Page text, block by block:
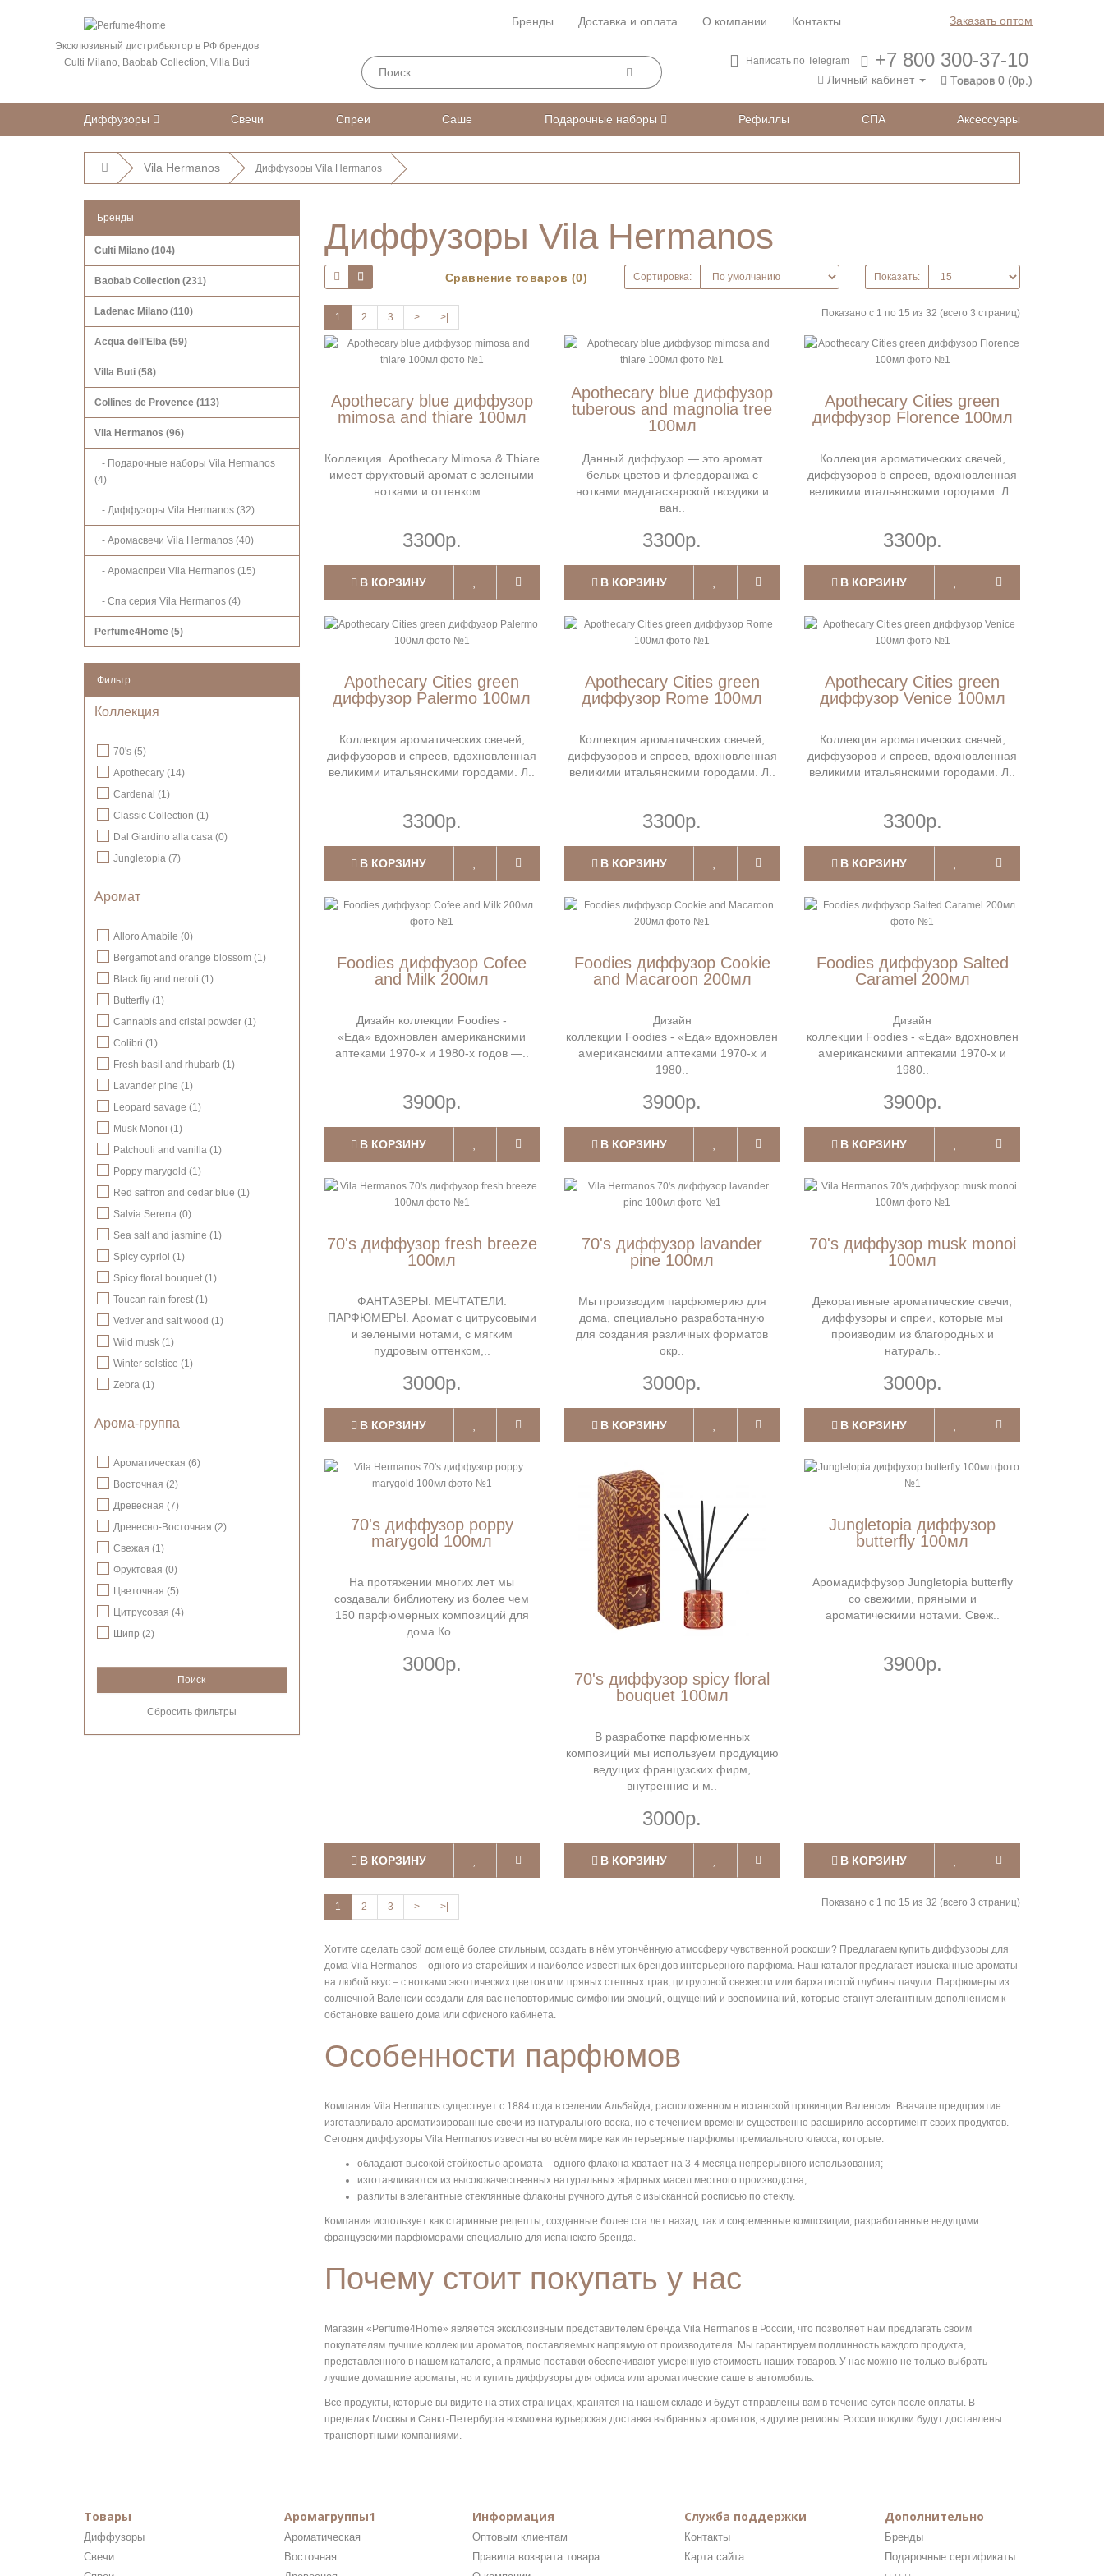
Бренды Доставка и оплата О компании Контакты Заказать оптом
Эксклюзивный дистрибьютор в РФ брендов
Culti Milano, Baobab Collection, Villa Buti
Написать по Telegram +7 800 300-37-10
Личный кабинет Товаров 0 (0р.)
Диффузоры Свечи Спреи Саше Подарочные наборы Рефиллы СПА Аксессуары
Vila Hermanos Диффузоры Vila Hermanos
Бренды
Culti Milano (104)
Baobab Collection (231)
Ladenac Milano (110)
Acqua dell’Elba (59)
Villa Buti (58)
Collines de Provence (113)
Vila Hermanos (96)
- Подарочные наборы Vila Hermanos
(4)
- Диффузоры Vila Hermanos (32)
- Аромасвечи Vila Hermanos (40)
- Аромаспреи Vila Hermanos (15)
- Спа серия Vila Hermanos (4)
Perfume4Home (5)
Фильтр
Коллекция
70's (5)
Apothecary (14)
Cardenal (1)
Classic Collection (1)
Dal Giardino alla casa (0)
Jungletopia (7)
Аромат
Alloro Amabile (0)
Bergamot and orange blossom (1)
Black fig and neroli (1)
Butterfly (1)
Cannabis and cristal powder (1)
Colibri (1)
Fresh basil and rhubarb (1)
Lavander pine (1)
Leopard savage (1)
Musk Monoi (1)
Patchouli and vanilla (1)
Poppy marygold (1)
Red saffron and cedar blue (1)
Salvia Serena (0)
Sea salt and jasmine (1)
Spicy cypriol (1)
Spicy floral bouquet (1)
Toucan rain forest (1)
Vetiver and salt wood (1)
Wild musk (1)
Winter solstice (1)
Zebra (1)
Арома-группа
Ароматическая (6)
Восточная (2)
Древесная (7)
Древесно-Восточная (2)
Свежая (1)
Фруктовая (0)
Цветочная (5)
Цитрусовая (4)
Шипр (2)
Поиск
Сбросить фильтры
Диффузоры Vila Hermanos
Сравнение товаров (0) Сортировка: Показать:
1 2 3 > >| Показано с 1 по 15 из 32 (всего 3 страниц)
Apothecary blue диффузор
mimosa and thiare 100мл
Коллекция Apothecary Mimosa & Thiare
имеет фруктовый аромат с зелеными
нотками и оттенком ..
3300р.
В КОРЗИНУ
Apothecary blue диффузор
tuberous and magnolia tree
100мл
Данный диффузор — это аромат
белых цветов и флердоранжа с
нотками мадагаскарской гвоздики и
ван..
3300р.
В КОРЗИНУ
Apothecary Cities green
диффузор Florence 100мл
Коллекция ароматических свечей,
диффузоров b спреев, вдохновленная
великими итальянскими городами. Л..
3300р.
В КОРЗИНУ
Apothecary Cities green
диффузор Palermo 100мл
Коллекция ароматических свечей,
диффузоров и спреев, вдохновленная
великими итальянскими городами. Л..
3300р.
В КОРЗИНУ
Apothecary Cities green
диффузор Rome 100мл
Коллекция ароматических свечей,
диффузоров и спреев, вдохновленная
великими итальянскими городами. Л..
3300р.
В КОРЗИНУ
Apothecary Cities green
диффузор Venice 100мл
Коллекция ароматических свечей,
диффузоров и спреев, вдохновленная
великими итальянскими городами. Л..
3300р.
В КОРЗИНУ
Foodies диффузор Cofee
and Milk 200мл
Дизайн коллекции Foodies -
«Еда» вдохновлен американскими
аптеками 1970-х и 1980-х годов —..
3900р.
В КОРЗИНУ
Foodies диффузор Cookie
and Macaroon 200мл
Дизайн
коллекции Foodies - «Еда» вдохновлен
американскими аптеками 1970-х и
1980..
3900р.
В КОРЗИНУ
Foodies диффузор Salted
Caramel 200мл
Дизайн
коллекции Foodies - «Еда» вдохновлен
американскими аптеками 1970-х и
1980..
3900р.
В КОРЗИНУ
70's диффузор fresh breeze
100мл
ФАНТАЗЕРЫ. МЕЧТАТЕЛИ.
ПАРФЮМЕРЫ. Аромат с цитрусовыми
и зелеными нотами, с мягким
пудровым оттенком,..
3000р.
В КОРЗИНУ
70's диффузор lavander
pine 100мл
Мы производим парфюмерию для
дома, специально разработанную
для создания различных форматов
окр..
3000р.
В КОРЗИНУ
70's диффузор musk monoi
100мл
Декоративные ароматические свечи,
диффузоры и спреи, которые мы
производим из благородных и
натураль..
3000р.
В КОРЗИНУ
70's диффузор poppy
marygold 100мл
На протяжении многих лет мы
создавали библиотеку из более чем
150 парфюмерных композиций для
дома.Ко..
3000р.
В КОРЗИНУ
70's диффузор spicy floral
bouquet 100мл
В разработке парфюменных
композиций мы используем продукцию
ведущих французских фирм,
внутренние и м..
3000р.
В КОРЗИНУ
Jungletopia диффузор
butterfly 100мл
Аромадиффузор Jungletopia butterfly
со свежими, пряными и
ароматическими нотами. Свеж..
3900р.
В КОРЗИНУ
1 2 3 > >| Показано с 1 по 15 из 32 (всего 3 страниц)
Хотите сделать свой дом ещё более стильным, создать в нём утончённую атмосферу чувственной роскоши? Предлагаем купить диффузоры для
дома Vila Hermanos – одного из старейших и наиболее известных брендов интерьерного парфюма. Наш каталог предлагает изысканные ароматы
на любой вкус – с нотками экзотических цветов или пряных степных трав, цитрусовой свежести или бархатистой глубины пачули. Парфюмеры из
солнечной Валенсии создали для вас неповторимые симфонии эмоций, ощущений и воспоминаний, которые станут элегантным дополнением к
обстановке вашего дома или офисного кабинета.
Особенности парфюмов
Компания Vila Hermanos существует с 1884 года в селении Альбайда, расположенном в испанской провинции Валенсия. Вначале предприятие
изготавливало ароматизированные свечи из натурального воска, но с течением времени существенно расширило ассортимент своих продуктов.
Сегодня диффузоры Vila Hermanos известны во всём мире как интерьерные парфюмы премиального класса, которые:
обладают высокой стойкостью аромата – одного флакона хватает на 3-4 месяца непрерывного использования;
изготавливаются из высококачественных натуральных эфирных масел местного производства;
разлиты в элегантные стеклянные флаконы ручного дутья с изысканной росписью по стеклу.
Компания использует как старинные рецепты, созданные более ста лет назад, так и современные композиции, разработанные ведущими
французскими парфюмерами специально для испанского бренда.
Почему стоит покупать у нас
Магазин «Perfume4Home» является эксклюзивным представителем бренда Vila Hermanos в России, что позволяет нам предлагать своим
покупателям лучшие коллекции ароматов, поставляемых напрямую от производителя. Мы гарантируем подлинность каждого продукта,
представленного в нашем каталоге, а прямые поставки обеспечивают умеренную стоимость наших товаров. У нас можно не только выбрать
лучшие домашние ароматы, но и купить диффузоры для офисаили ароматические саше в автомобиль.
Все продукты, которые вы видите на этих страницах, хранятся на нашем складе и будут отправлены вам в течение суток после оплаты. В
пределах Москвы и Санкт-Петербурга возможна курьерская доставка выбранных ароматов, в другие регионы России покупки будут доставлены
транспортными компаниями.
Товары
Диффузоры
Свечи
Аромагруппы1
Ароматическая
Восточная
Информация
Оптовым клиентам
Правила возврата товара
Служба поддержки
Контакты
Карта сайта
Дополнительно
Бренды
Подарочные сертификаты